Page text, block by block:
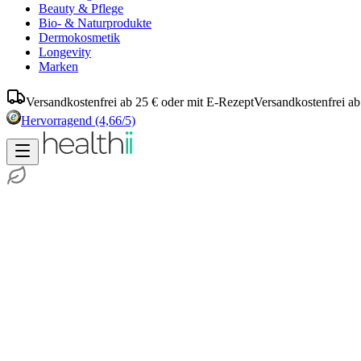
Beauty & Pflege
Bio- & Naturprodukte
Dermokosmetik
Longevity
Marken
Versandkostenfrei ab 25 € oder mit E-RezeptVersandkostenfrei
Hervorragend (4,66/5)